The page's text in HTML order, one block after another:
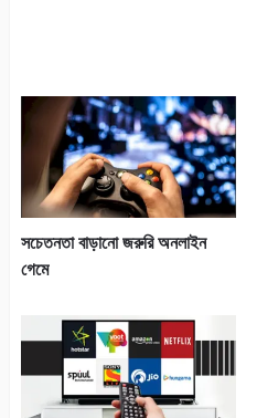
সচেতনতা বাড়ানো জরুরি অনলাইন
গেমে